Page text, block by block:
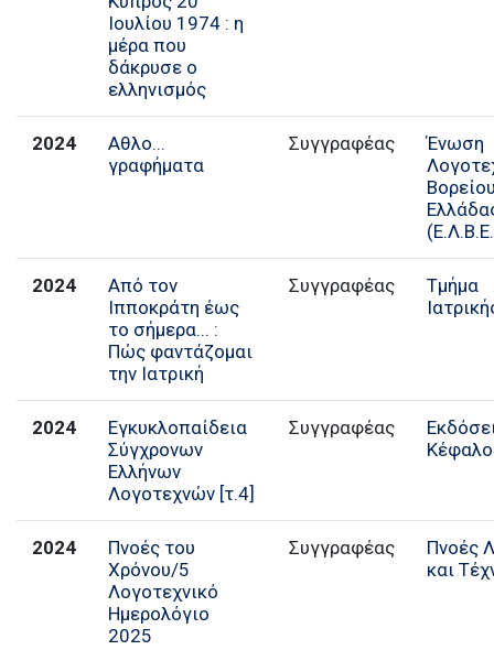
Ιουλίου 1974 : η
μέρα που
δάκρυσε ο
ελληνισμός
2024
Αθλο...
γραφήματα
Ένωση
2024
Από τον
Ιπποκράτη έως
το σήμερα... :
Πώς φαντάζομαι
την Ιατρική
Συγγραφέας
Τμήμα
2024
Εγκυκλοπαίδεια
Σύγχρονων
Ελλήνων
Λογοτεχνών [τ.4]
Συγγραφέας
2024
Πνοές του
Χρόνου/5
Λογοτεχνικό
Ημερολόγιο
2025
Συγγραφέας
Πνοές
και